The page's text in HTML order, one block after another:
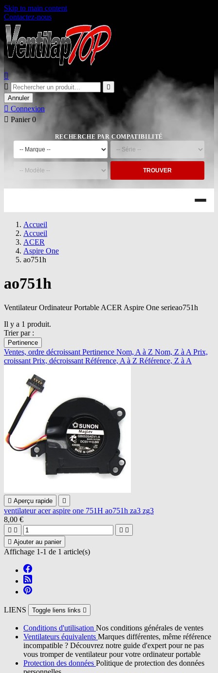
Skip to main content
Contactez-nous



Annuler
 Connexion
 Panier 0
RECHERCHE PAR COMPATIBILITÉ
TROUVER
Accueil
Accueil
ACER
Aspire One
ao751h
ao751h
Ventilateur Ordinateur Portable ACER Aspire One serieao751h
Il y a 1 produit.
Trier par :
Pertinence
Ventes, ordre décroissant Pertinence Nom, A à Z Nom, Z à A Prix,
croissant Prix, décroissant Référence, A à Z Référence, Z à A
 Aperçu rapide 
ventilateur acer aspire one 751H ao751h za3 zg3
8,00 €
   
 Ajouter au panier
Affichage 1-1 de 1 article(s)
LIENS Toggle liens links 
Conditions d'utilisation Nos conditions générales de ventes
Ventilateurs équivalents Marques différentes, même référence
incompatible ? Découvrez notre guide d'expert pour ne pas
vous tromper de ventilateur pour votre ordinateur portable
Protection des données Politique de protection des données